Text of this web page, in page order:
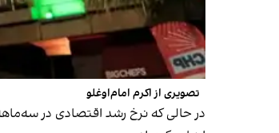
تصویری از اکرم امام‌اوغلو